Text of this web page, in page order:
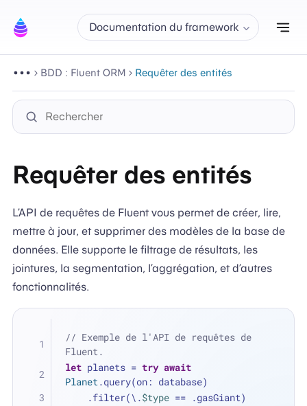
Documentation du framework
BDD : Fluent ORM Requêter des entités
Requêter des entités
L’API de requêtes de Fluent vous permet de créer, lire,
mettre à jour, et supprimer des modèles de la base de
données. Elle supporte le filtrage de résultats, les
jointures, la segmentation, l’aggrégation, et d’autres
fonctionnalités.
// Exemple de l'API de requêtes de
Fluent.
let planets = try await
Planet.query(on: database)
    .filter(\.
$type == .gasGiant)